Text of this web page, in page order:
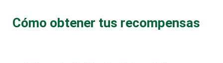
Cómo obtener tus recompensas